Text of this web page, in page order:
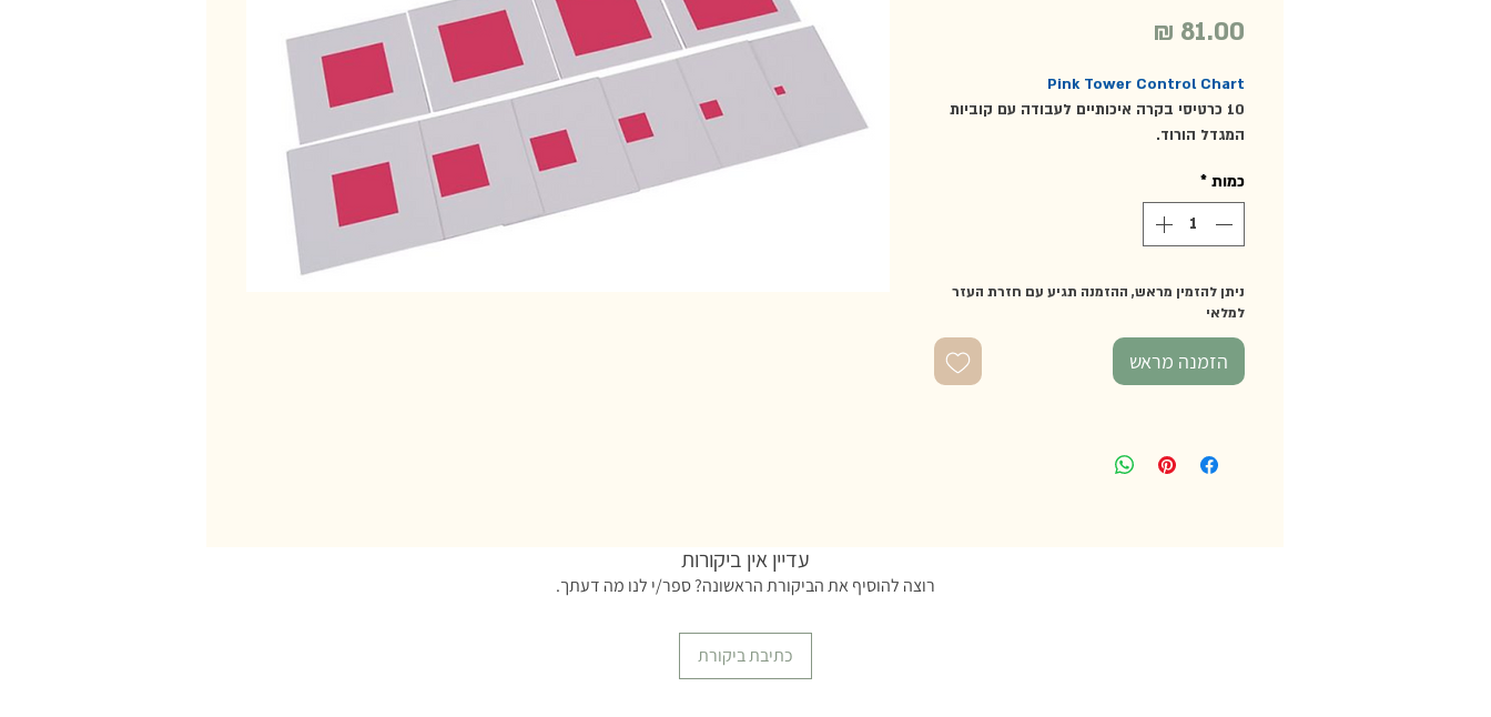
Pink Tower Control Chart
10 כרטיסי בקרה איכותיים לעבודה עם קוביות
המגדל הורוד.
כמות *
ניתן להזמין מראש, ההזמנה תגיע עם חזרת העזר
למלאי
הזמנה מראש
עדיין אין ביקורות
רוצה להוסיף את הביקורת הראשונה? ספר/י לנו מה דעתך.
כתיבת ביקורת